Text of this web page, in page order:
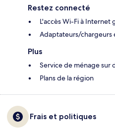
Restez connecté
L'accès Wi-Fi à
Adaptateurs/chargeurs
Plus
Service de ménage sur
Plans de la région
Frais et politiques